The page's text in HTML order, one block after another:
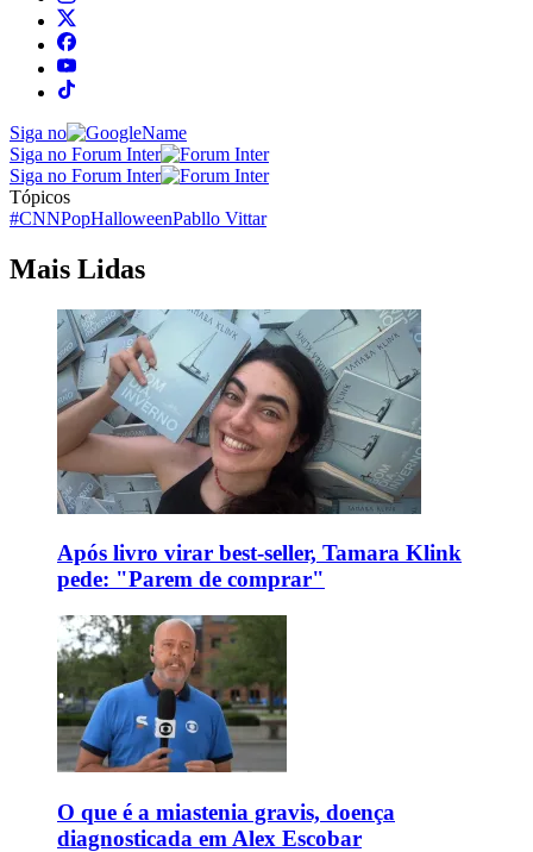
Siga no
Siga no Forum Inter
Siga no Forum Inter
Tópicos
#CNNPopHalloweenPabllo Vittar
Mais Lidas
Após livro virar best-seller, Tamara Klink
pede: "Parem de comprar"
O que é a miastenia gravis, doença
diagnosticada em Alex Escobar